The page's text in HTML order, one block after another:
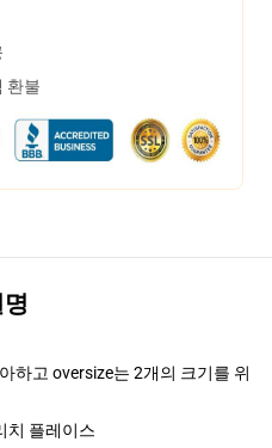
환불
하고 oversize는 2개의 크기를 위
치 플레이스